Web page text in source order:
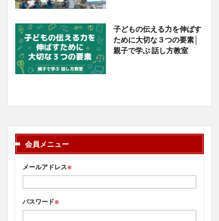
子どもの伝える力を伸ばす
ために大切な３つの要素│
親子で学ぶ 話し方教室
会員メニュー
メールアドレス※
パスワード※